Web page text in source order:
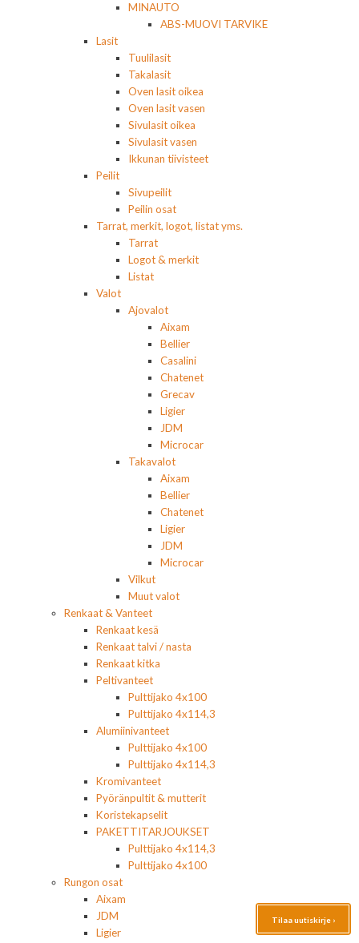
MINAUTO
ABS-MUOVI TARVIKE
Lasit
Tuulilasit
Takalasit
Oven lasit oikea
Oven lasit vasen
Sivulasit oikea
Sivulasit vasen
Ikkunan tiivisteet
Peilit
Sivupeilit
Peilin osat
Tarrat, merkit, logot, listat yms.
Tarrat
Logot & merkit
Listat
Valot
Ajovalot
Aixam
Bellier
Casalini
Chatenet
Grecav
Ligier
JDM
Microcar
Takavalot
Aixam
Bellier
Chatenet
Ligier
JDM
Microcar
Vilkut
Muut valot
Renkaat & Vanteet
Renkaat kesä
Renkaat talvi / nasta
Renkaat kitka
Peltivanteet
Pulttijako 4x100
Pulttijako 4x114,3
Alumiinivanteet
Pulttijako 4x100
Pulttijako 4x114,3
Kromivanteet
Pyöränpultit & mutterit
Koristekapselit
PAKETTITARJOUKSET
Pulttijako 4x114,3
Pulttijako 4x100
Rungon osat
Aixam
JDM
Ligier
Tilaa uutiskirje ›